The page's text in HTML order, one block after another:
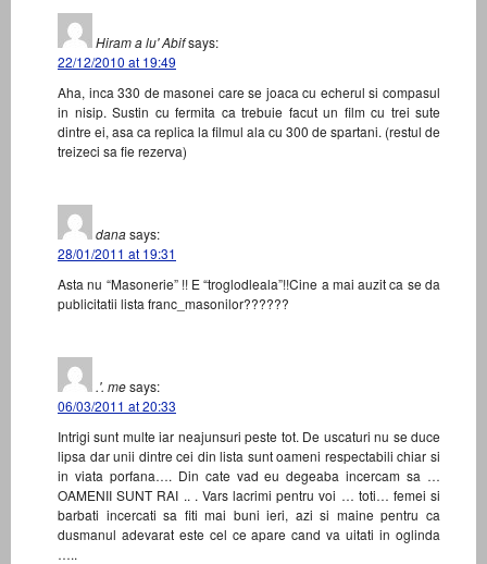
Hiram a lu' Abifsays:
22/12/2010 at 19:49
Aha, inca 330 de masonei care se joaca cu echerul si compasul
in nisip. Sustin cu fermita ca trebuie facut un film cu trei sute
dintre ei, asa ca replica la filmul ala cu 300 de spartani. (restul de
treizeci sa fie rezerva)
danasays:
28/01/2011 at 19:31
Asta nu “Masonerie” !! E “troglodleala”!!Cine a mai auzit ca se da
publicitatii lista franc_masonilor??????
.'. mesays:
06/03/2011 at 20:33
Intrigi sunt multe iar neajunsuri peste tot. De uscaturi nu se duce
lipsa dar unii dintre cei din lista sunt oameni respectabili chiar si
in viata porfana…. Din cate vad eu degeaba incercam sa …
OAMENII SUNT RAI .. . Vars lacrimi pentru voi … toti… femei si
barbati incercati sa fiti mai buni ieri, azi si maine pentru ca
dusmanul adevarat este cel ce apare cand va uitati in oglinda
…..